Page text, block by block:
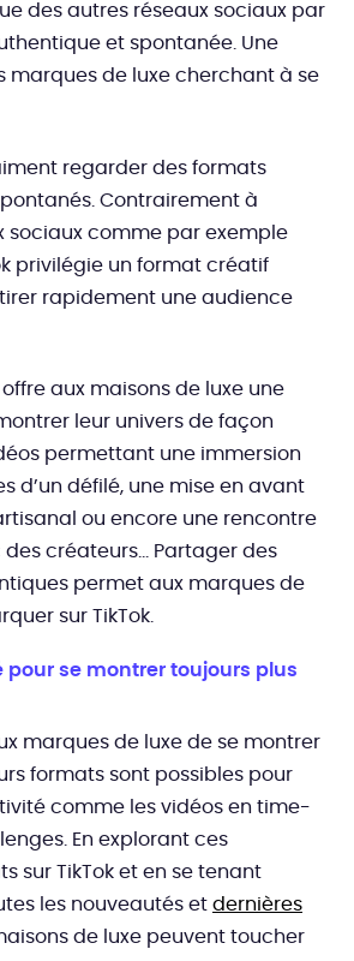
des autres réseaux sociaux par
et spontanée. Une
marques de luxe cherchant à se
regarder des formats
Contrairement à
sociaux comme par exemple
privilégie un format créatif
rapidement une audience
offre aux maisons de luxe une
leur univers de façon
permettant une immersion
d’un défilé, une mise en avant
ou encore une rencontre
créateurs… Partager des
permet aux marques de
sur TikTok.
pour se montrer toujours plus
marques de luxe de se montrer
formats sont possibles pour
comme les vidéos en time-
En explorant ces
sur TikTok et en se tenant
les nouveautés et dernières
de luxe peuvent toucher